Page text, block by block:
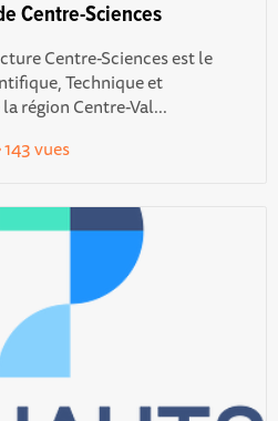
Centre-Sciences
Centre-Sciences est le
Technique et
région Centre-Val...
143 vues